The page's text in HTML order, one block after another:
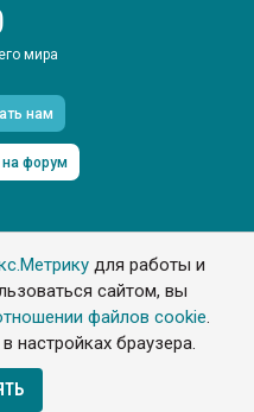
для работы и
сайтом, вы
файлов cookie.
настройках браузера.
мира
нам
на форум
права защищены
сайта с обязательной
plastic.ru